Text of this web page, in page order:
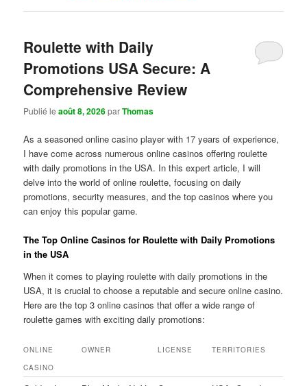
Roulette with Daily
Promotions USA Secure: A
Comprehensive Review
Publié leaoût 8, 2026parThomas
As a seasoned online casino player with 17 years of experience,
I have come across numerous online casinos offering roulette
with daily promotions in the USA. In this expert article, I will
delve into the world of online roulette, focusing on daily
promotions, security measures, and the top casinos where you
can enjoy this popular game.
The Top Online Casinos for Roulette with Daily Promotions
in the USA
When it comes to playing roulette with daily promotions in the
USA, it is crucial to choose a reputable and secure online casino.
Here are the top 3 online casinos that offer a wide range of
roulette games with exciting daily promotions:
ONLINE
CASINO
OWNER LICENSE TERRITORIES